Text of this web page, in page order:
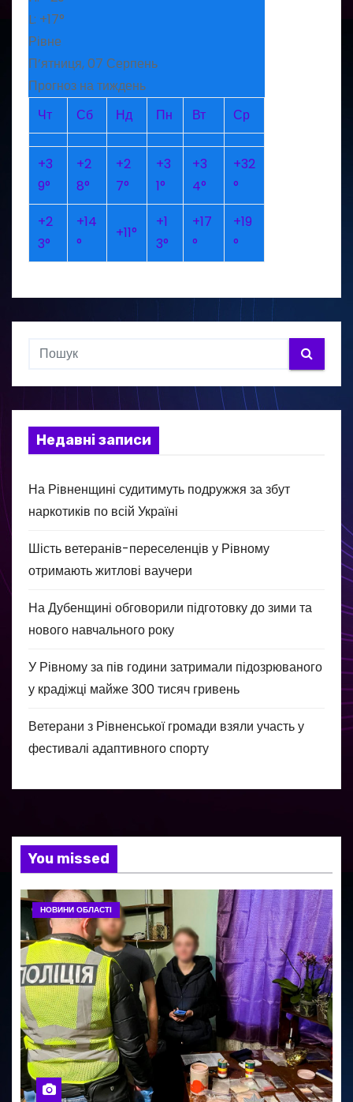
L: +17°
Рівне
П’ятниця, 07 Серпень
Прогноз на тиждень
Чт
Сб Нд Пн Вт Ср
+3
9°
+2
8°
+2
7°
+3
1°
+3
4°
+32
°
+2
3°
+14
°
+11°
+1
3°
+17
°
+19
°
Недавні записи
На Рівненщині судитимуть подружжя за збут
наркотиків по всій Україні
Шість ветеранів-переселенців у Рівному
отримають житлові ваучери
На Дубенщині обговорили підготовку до зими та
нового навчального року
У Рівному за пів години затримали підозрюваного
у крадіжці майже 300 тисяч гривень
Ветерани з Рівненської громади взяли участь у
фестивалі адаптивного спорту
You missed
НОВИНИ ОБЛАСТІ